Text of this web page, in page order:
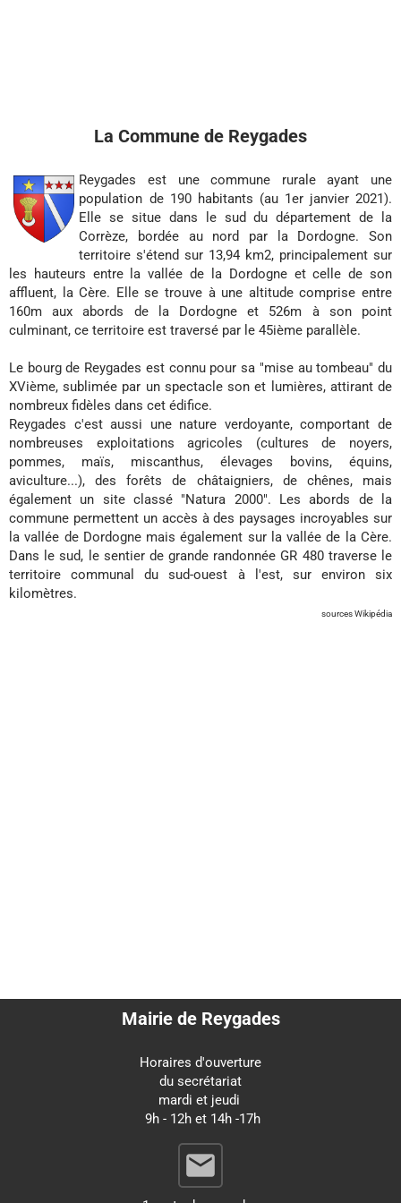
La Commune de Reygades
Reygades est une commune rurale ayant une
population de 190 habitants (au 1er janvier 2021).
Elle se situe dans le sud du département de la
Corrèze, bordée au nord par la Dordogne. Son
territoire s'étend sur 13,94 km2, principalement sur
les hauteurs entre la vallée de la Dordogne et celle de son
affluent, la Cère. Elle se trouve à une altitude comprise entre
160m aux abords de la Dordogne et 526m à son point
culminant, ce territoire est traversé par le 45ième parallèle.
Le bourg de Reygades est connu pour sa "mise au tombeau" du
XVième, sublimée par un spectacle son et lumières, attirant de
nombreux fidèles dans cet édifice.
Reygades c'est aussi une nature verdoyante, comportant de
nombreuses exploitations agricoles (cultures de noyers,
pommes, maïs, miscanthus, élevages bovins, équins,
aviculture...), des forêts de châtaigniers, de chênes, mais
également un site classé "Natura 2000". Les abords de la
commune permettent un accès à des paysages incroyables sur
la vallée de Dordogne mais également sur la vallée de la Cère.
Dans le sud, le sentier de grande randonnée GR 480 traverse le
territoire communal du sud-ouest à l'est, sur environ six
kilomètres.
sources Wikipédia
Mairie de Reygades
Horaires d'ouverture
du secrétariat
mardi et jeudi
9h - 12h et 14h -17h
email